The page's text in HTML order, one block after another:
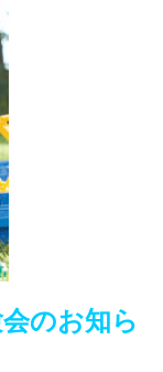
のお知ら